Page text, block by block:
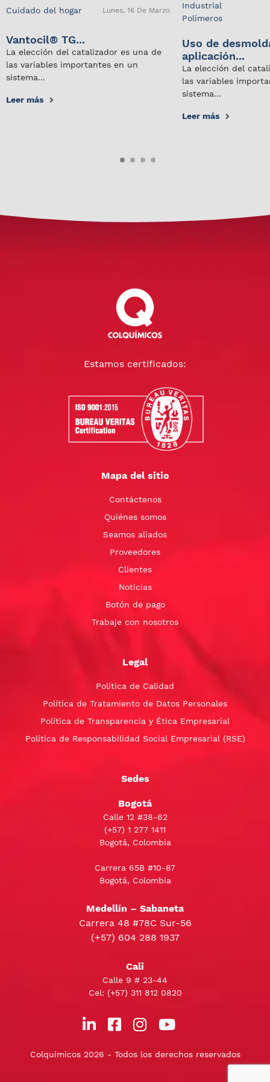
Cuidado del hogar Lunes, 16 De Marzo
Vantocil® TG...
La elección del catalizador es una de
las variables importantes en un
sistema...
Leer más
Industrial
Polímeros
Uso de
aplicación...
La elección del
las variables
sistema...
Leer más
Estamos certificados:
Mapa del sitio
Contáctenos
Quiénes somos
Seamos aliados
Proveedores
Clientes
Noticias
Botón de pago
Trabaje con nosotros
Legal
Política de Calidad
Política de Tratamiento de Datos Personales
Política de Transparencia y Ética Empresarial
Política de Responsabilidad Social Empresarial (RSE)
Sedes
Bogotá
Calle 12 #38-62
(+57) 1 277 1411
Bogotá, Colombia
Carrera 65B #10-87
Bogotá, Colombia
Medellín – Sabaneta
Carrera 48 #78C Sur-56
(+57) 604 288 1937
Cali
Calle 9 # 23-44
Cel: (+57) 311 812 0820
Colquimicos 2026 - Todos los derechos reservados